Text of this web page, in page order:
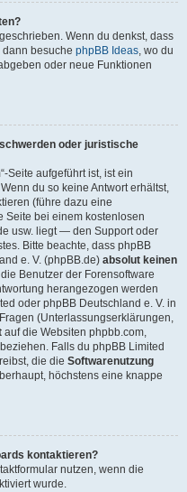
Wenn du denkst, dass
besuche phpBB Ideas, wo du
oder neue Funktionen
oder juristische
Seite aufgeführt ist, ist ein
du so keine Antwort erhältst,
(führe dazu eine
bei einem kostenlosen
usw. liegt — den Support oder
Bitte beachte, dass phpBB
e. V. (phpBB.de) absolut keinen
Benutzer der Forensoftware
herangezogen werden
oder phpBB Deutschland e. V. in
(Unterlassungserklärungen,
auf die Websiten phpbb.com,
Falls du phpBB Limited
die die Softwarenutzung
höchstens eine knappe
kontaktieren?
nutzen, wenn die
wurde.